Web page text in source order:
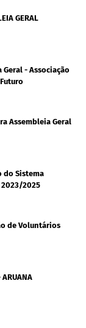
GERAL
- Associação
Assembleia Geral
do Sistema
2023/2025
de Voluntários